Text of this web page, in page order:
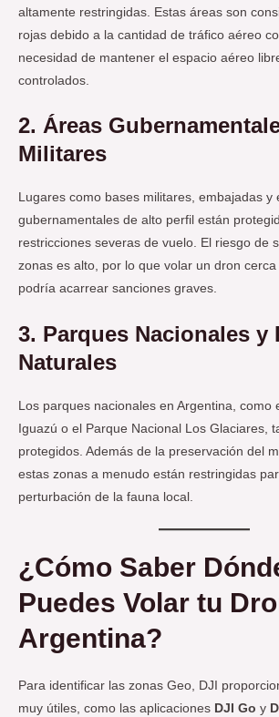
altamente restringidas. Estas áreas son
rojas debido a la cantidad de tráfico aéreo
necesidad de mantener el espacio aéreo
controlados.
2. Áreas
Militares
Lugares como bases militares, embajadas y
gubernamentales de alto perfil están
restricciones severas de vuelo. El riesgo de
zonas es alto, por lo que volar un dron
podría acarrear sanciones graves.
3. Parques Nacionales y
Naturales
Los parques nacionales en Argentina, como
Iguazú o el Parque Nacional Los Glaciares,
protegidos. Además de la preservación del
estas zonas a menudo están restringidas
perturbación de la fauna local.
¿Cómo Saber
Puedes Volar tu
Argentina?
Para identificar las zonas Geo, DJI
muy útiles, como las aplicaciones DJI Go y